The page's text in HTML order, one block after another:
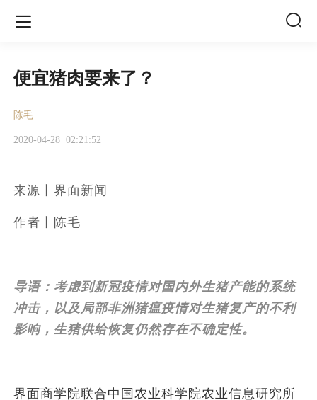
 
便宜猪肉要来了？
陈毛
2020-04-28 02:21:52
来源丨界面新闻
作者丨陈毛
导语：考虑到新冠疫情对国内外生猪产能的系统
冲击，以及局部非洲猪瘟疫情对生猪复产的不利
影响，生猪供给恢复仍然存在不确定性。
界面商学院联合中国农业科学院农业信息研究所